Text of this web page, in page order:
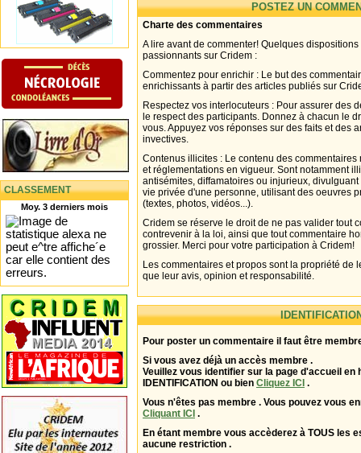
CLASSEMENT
Moy. 3 derniers mois
POSTEZ UN
Charte des commentaires
A lire avant de commenter! Quelques
passionnants sur Cridem :
Commentez pour enrichir : Le but des
enrichissants à partir des articles publiés sur
Respectez vos interlocuteurs : Pour assurer des
le respect des participants. Donnez à chacun le
vous. Appuyez vos réponses sur des faits et des
invectives.
Contenus illicites : Le contenu des
et réglementations en vigueur. Sont notamment
antisémites, diffamatoires ou injurieux,
vie privée d'une personne, utilisant des oeuvres
(textes, photos, vidéos...).
Cridem se réserve le droit de ne pas valider tout
contrevenir à la loi, ainsi que tout commentaire
grossier. Merci pour votre participation à Cridem!
Les commentaires et propos sont la propriété de
que leur avis, opinion et responsabilité.
Pour poster un commentaire il faut être
Si vous avez déjà un accès membre .
Veuillez vous identifier sur la page d'accueil en
IDENTIFICATION ou bien Cliquez ICI .
Vous n'êtes pas membre . Vous pouvez vous
Cliquant ICI .
En étant membre vous accèderez à TOUS les
aucune restriction .